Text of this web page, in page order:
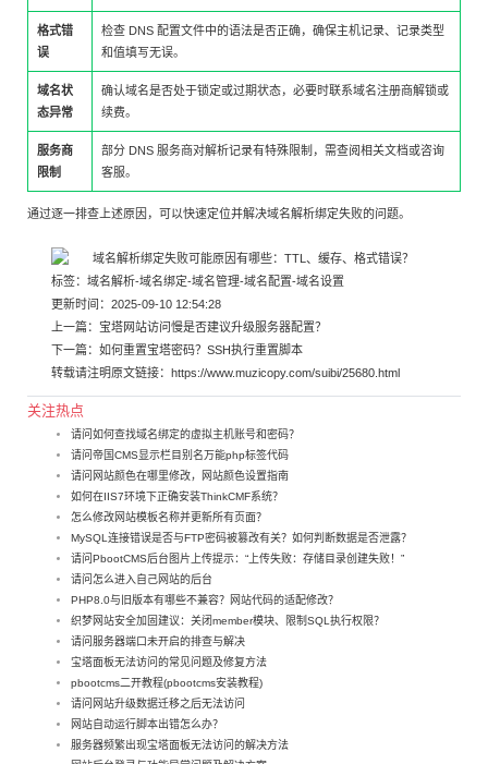
格式错
误
检查 DNS 配置文件中的语法是否正确，确保主机记录、记录类型
和值填写无误。
域名状
态异常
确认域名是否处于锁定或过期状态，必要时联系域名注册商解锁或
续费。
服务商
限制
部分 DNS 服务商对解析记录有特殊限制，需查阅相关文档或咨询
客服。
通过逐一排查上述原因，可以快速定位并解决域名解析绑定失败的问题。
标签： 域名解析-域名绑定-域名管理-域名配置-域名设置
更新时间：2025-09-10 12:54:28
上一篇： 宝塔网站访问慢是否建议升级服务器配置？
下一篇： 如何重置宝塔密码？SSH执行重置脚本
转载请注明原文链接： https://www.muzicopy.com/suibi/25680.html
关注热点
请问如何查找域名绑定的虚拟主机账号和密码？
请问帝国CMS显示栏目别名万能php标签代码
请问网站颜色在哪里修改，网站颜色设置指南
如何在IIS7环境下正确安装ThinkCMF系统？
怎么修改网站模板名称并更新所有页面？
MySQL连接错误是否与FTP密码被篡改有关？如何判断数据是否泄露？
请问PbootCMS后台图片上传提示：“上传失败：存储目录创建失败！”
请问怎么进入自己网站的后台
PHP8.0与旧版本有哪些不兼容？网站代码的适配修改？
织梦网站安全加固建议：关闭member模块、限制SQL执行权限？
请问服务器端口未开启的排查与解决
宝塔面板无法访问的常见问题及修复方法
pbootcms二开教程(pbootcms安装教程)
请问网站升级数据迁移之后无法访问
网站自动运行脚本出错怎么办？
服务器频繁出现宝塔面板无法访问的解决方法